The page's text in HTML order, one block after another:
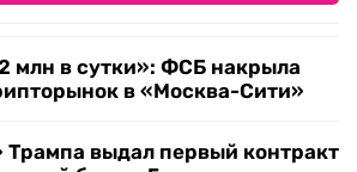
млн в сутки»: ФСБ накрыла
в «Москва-Сити»
Трампа выдал первый контракт